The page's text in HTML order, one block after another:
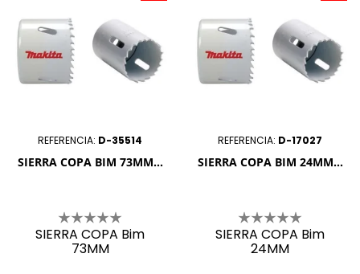
REFERENCIA: D-35514
SIERRA COPA BIM 73MM...
SIERRA COPA Bim
73MM
REFERENCIA: D-17027
SIERRA COPA BIM 24MM...
SIERRA COPA Bim
24MM